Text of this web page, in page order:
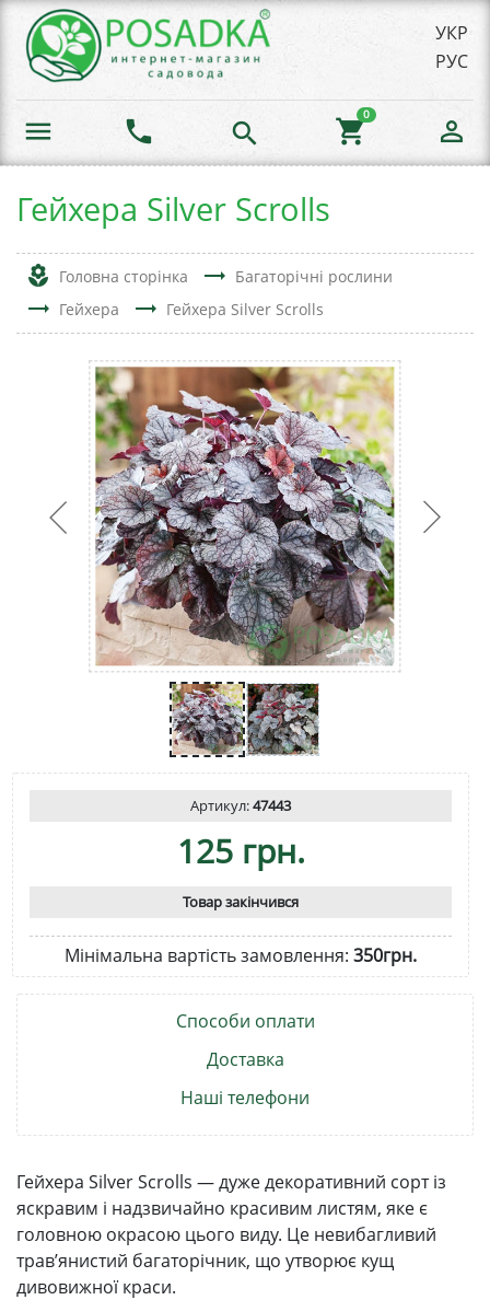
УКР
РУС
menu phone search shopping_cart
0
person_outline
Гейхера Silver Scrolls
local_florist Головна сторінка trending_flat Багаторічні рослини
trending_flat Гейхера trending_flat Гейхера Silver Scrolls
Артикул:47443
125 грн.
Товар закінчився
Мінімальна вартість замовлення: 350грн.
Способи оплати
Доставка
Наші телефони
Гейхера Silver Scrolls — дуже декоративний сорт із
яскравим і надзвичайно красивим листям, яке є
головною окрасою цього виду. Це невибагливий
трав’янистий багаторічник, що утворює кущ
дивовижної краси.